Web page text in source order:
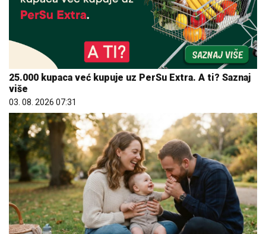
25.000 kupaca već kupuje uz PerSu Extra. A ti? Saznaj
više
03. 08. 2026 07:31